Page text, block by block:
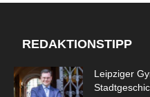
REDAKTIONSTIPP
Leipziger